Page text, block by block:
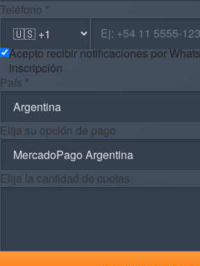
Teléfono *
Acepto recibir notificaciones por
inscripción
País *
Elija su opción de pago
Elija la cantidad de cuotas